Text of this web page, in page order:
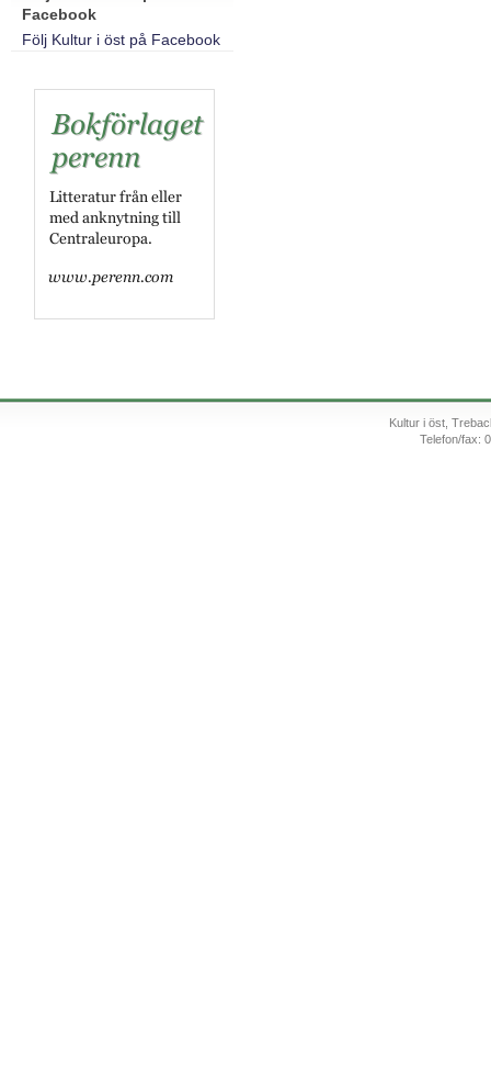
Facebook
Följ Kultur i öst på Facebook
Kultur i öst,
Telefon/fax: